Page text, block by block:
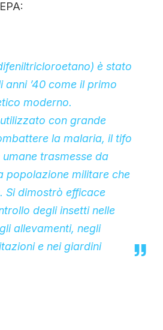
è stato
anni ’40 come il primo
moderno.
con grande
la malaria, il tifo
trasmesse da
popolazione militare che
Si dimostrò efficace
degli insetti nelle
allevamenti, negli
e nei giardini